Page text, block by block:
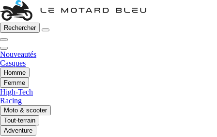
Rechercher
Nouveautés
Casques
Homme
Femme
High-Tech
Racing
Moto & scooter
Tout-terrain
Adventure